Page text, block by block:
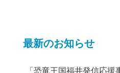
最新のお知らせ
「恐竜王国福井発信応